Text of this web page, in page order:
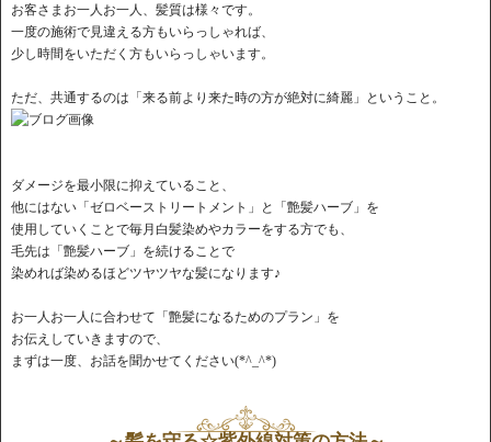
お客さまお一人お一人、髪質は様々です。
一度の施術で見違える方もいらっしゃれば、
少し時間をいただく方もいらっしゃいます。
ただ、共通するのは「来る前より来た時の方が絶対に綺麗」ということ。
ダメージを最小限に抑えていること、
他にはない「ゼロベーストリートメント」と「艶髪ハーブ」を
使用していくことで毎月白髪染めやカラーをする方でも、
毛先は「艶髪ハーブ」を続けることで
染めれば染めるほどツヤツヤな髪になります♪
お一人お一人に合わせて「艶髪になるためのプラン」を
お伝えしていきますので、
まずは一度、お話を聞かせてください(*^_^*)